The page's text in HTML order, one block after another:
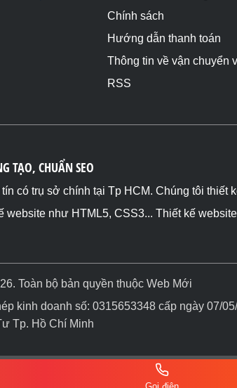
Chính sách
Hướng dẫn thanh toán
Thông tin về vận chuyển
RSS
TẠO, CHUẨN SEO
có trụ sở chính tại Tp HCM. Chúng tôi thiết
website như HTML5, CSS3... Thiết kế
Toàn bộ bản quyền thuộc Web Mới
kinh doanh số: 0315653348 cấp ngày 07/
Tp. Hồ Chí Minh